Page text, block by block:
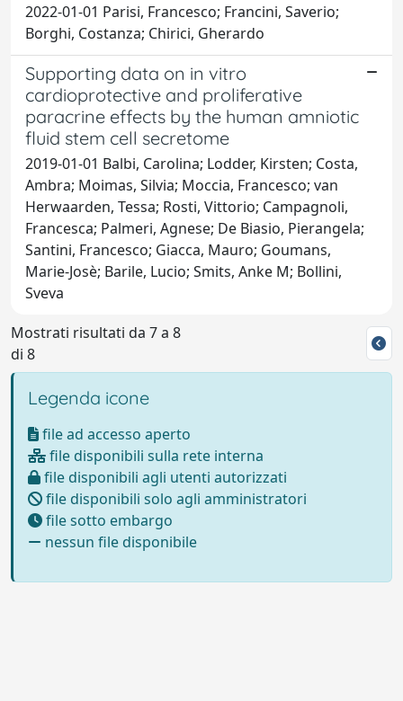
2022-01-01 Parisi, Francesco; Francini, Saverio;
Borghi, Costanza; Chirici, Gherardo
Supporting data on in vitro
cardioprotective and proliferative
paracrine effects by the human amniotic
fluid stem cell secretome
2019-01-01 Balbi, Carolina; Lodder, Kirsten; Costa,
Ambra; Moimas, Silvia; Moccia, Francesco; van
Herwaarden, Tessa; Rosti, Vittorio; Campagnoli,
Francesca; Palmeri, Agnese; De Biasio, Pierangela;
Santini, Francesco; Giacca, Mauro; Goumans,
Marie-Josè; Barile, Lucio; Smits, Anke M; Bollini,
Sveva
Mostrati risultati da 7 a 8
di 8
Legenda icone
file ad accesso aperto
file disponibili sulla rete interna
file disponibili agli utenti autorizzati
file disponibili solo agli amministratori
file sotto embargo
nessun file disponibile